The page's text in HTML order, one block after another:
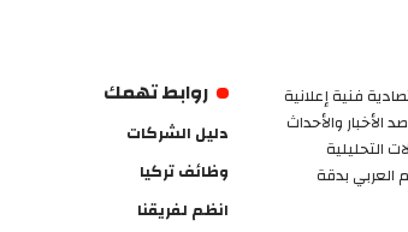
فنية إعلانية
والأحداث
التحليلية
العربي بدقة
روابط تهمك
دليل الشركات
وظائف تركيا
انظم لفريقنا